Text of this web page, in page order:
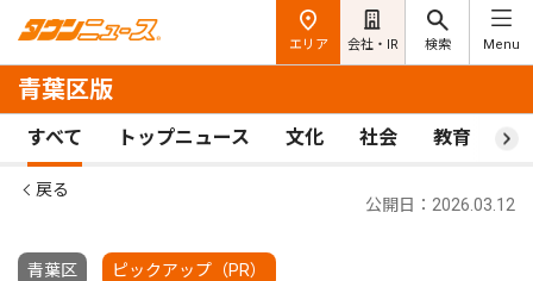
エリア 会社・IR 検索 Menu
青葉区版
すべて トップニュース 文化 社会 教育 ス
戻る
青葉区 ピックアップ（PR）
公開日：2026.03.12